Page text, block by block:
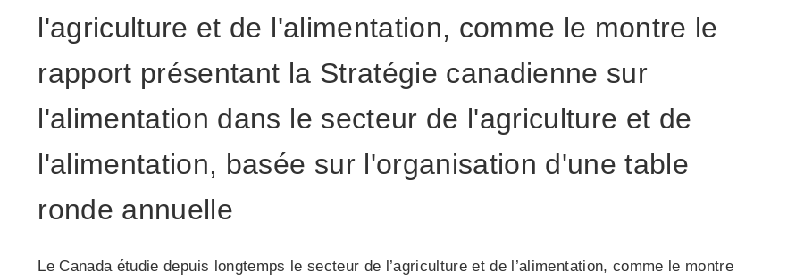
l'agriculture et de l'alimentation, comme le montre le
rapport présentant la Stratégie canadienne sur
l'alimentation dans le secteur de l'agriculture et de
l'alimentation, basée sur l'organisation d'une table
ronde annuelle
Le Canada étudie depuis longtemps le secteur de l’agriculture et de l’alimentation, comme le montre